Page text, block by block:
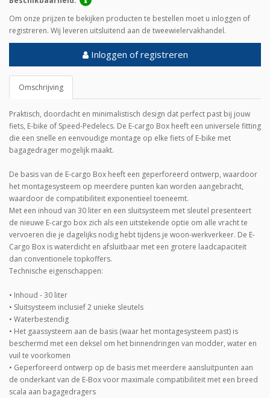
Omschrijving
Praktisch, doordacht en minimalistisch design dat perfect past bij jouw
fiets, E-bike of Speed-Pedelecs. De E-cargo Box heeft een universele fitting
die een snelle en eenvoudige montage op elke fiets of E-bike met
bagagedrager mogelijk maakt.
De basis van de E-cargo Box heeft een geperforeerd ontwerp, waardoor
het montagesysteem op meerdere punten kan worden aangebracht,
waardoor de compatibiliteit exponentieel toeneemt.
Met een inhoud van 30 liter en een sluitsysteem met sleutel presenteert
de nieuwe E-cargo box zich als een uitstekende optie om alle vracht te
vervoeren die je dagelijks nodig hebt tijdens je woon-werkverkeer. De E-
Cargo Box is waterdicht en afsluitbaar met een grotere laadcapaciteit
dan conventionele topkoffers.
Technische eigenschappen:
• Inhoud - 30 liter
• Sluitsysteem inclusief 2 unieke sleutels
• Waterbestendig
• Het gaassysteem aan de basis (waar het montagesysteem past) is
beschermd met een deksel om het binnendringen van modder, water en
vuil te voorkomen
• Geperforeerd ontwerp op de basis met meerdere aansluitpunten aan
de onderkant van de E-Box voor maximale compatibiliteit met een breed
scala aan bagagedragers
Om onze prijzen te bekijken producten te bestellen moet u inloggen of
registreren. Wij leveren uitsluitend aan de tweewielervakhandel.
Inloggen of registreren